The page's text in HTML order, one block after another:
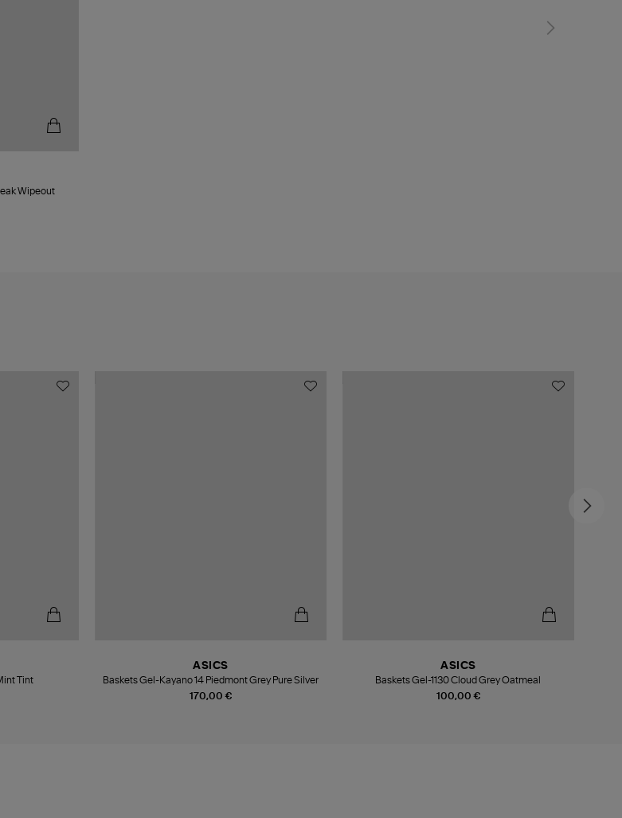
Wipeout
Tint
170,00 €
ASICS
Baskets Gel-Kayano 14 Piedmont Grey Pure Silver
100,00 €
ASICS
Baskets Gel-1130 Cloud Grey Oatmeal